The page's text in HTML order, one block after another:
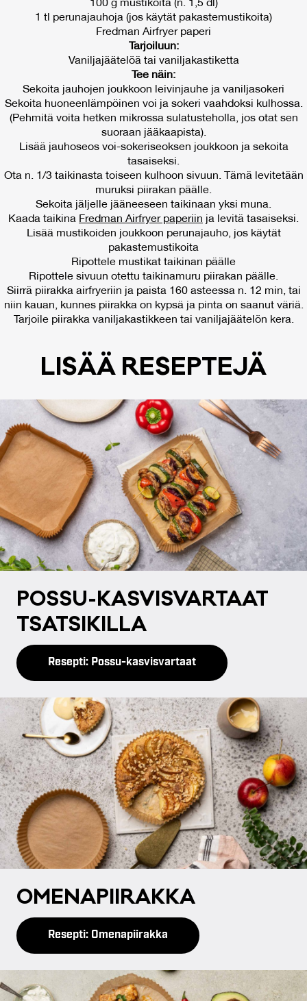
100 g mustikoita (n. 1,5 dl)
1 tl perunajauhoja (jos käytät pakastemustikoita)
Fredman Airfryer paperi
Tarjoiluun:
Vaniljajäätelöä tai vaniljakastiketta
Tee näin:
Sekoita jauhojen joukkoon leivinjauhe ja vaniljasokeri
Sekoita huoneenlämpöinen voi ja sokeri vaahdoksi kulhossa.
(Pehmitä voita hetken mikrossa sulatusteholla, jos otat sen
suoraan jääkaapista).
Lisää jauhoseos voi-sokeriseoksen joukkoon ja sekoita
tasaiseksi.
Ota n. 1/3 taikinasta toiseen kulhoon sivuun. Tämä levitetään
muruksi piirakan päälle.
Sekoita jäljelle jääneeseen taikinaan yksi muna.
Kaada taikina Fredman Airfryer paperiin ja levitä tasaiseksi.
Lisää mustikoiden joukkoon perunajauho, jos käytät
pakastemustikoita
Ripottele mustikat taikinan päälle
Ripottele sivuun otettu taikinamuru piirakan päälle.
Siirrä piirakka airfryeriin ja paista 160 asteessa n. 12 min, tai
niin kauan, kunnes piirakka on kypsä ja pinta on saanut väriä.
Tarjoile piirakka vaniljakastikkeen tai vaniljajäätelön kera.
LI­SÄÄ RE­SEP­TE­JÄ
POS­SU-KAS­VIS­VAR­TAAT
TSAT­SI­KIL­LA
Resepti: Possu-kasvisvartaat
OME­NA­PII­RAK­KA
Resepti: Omenapiirakka